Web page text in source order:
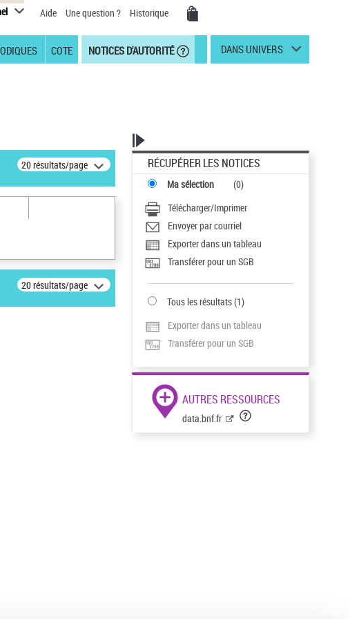
Aide Une question ? Historique
COTE NOTICES D'AUTORITÉ DANS UNIVERS
20 résultats/page
20 résultats/page
RÉCUPÉRER LES NOTICES
Ma sélection (0)
Télécharger/Imprimer
Envoyer par courriel
Exporter dans un tableau
Transférer pour un SGB
Tous les résultats(1)
Exporter dans un tableau
Transférer pour un SGB
AUTRES RESSOURCES
data.bnf.fr